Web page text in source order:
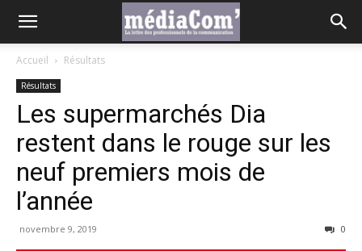
Accueil Résultats
Résultats
Les supermarchés Dia
restent dans le rouge sur les
neuf premiers mois de
l’année
novembre 9, 2019 0